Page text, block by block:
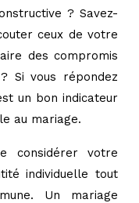
? Savez-
ceux de votre
des compromis
Si vous répondez
un bon indicateur
au mariage.
considérer votre
individuelle tout
Un mariage